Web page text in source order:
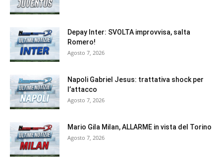
Depay Inter: SVOLTA improvvisa, salta
Romero!
Agosto 7, 2026
Napoli Gabriel Jesus: trattativa shock per
l’attacco
Agosto 7, 2026
Mario Gila Milan, ALLARME in vista del Torino
Agosto 7, 2026